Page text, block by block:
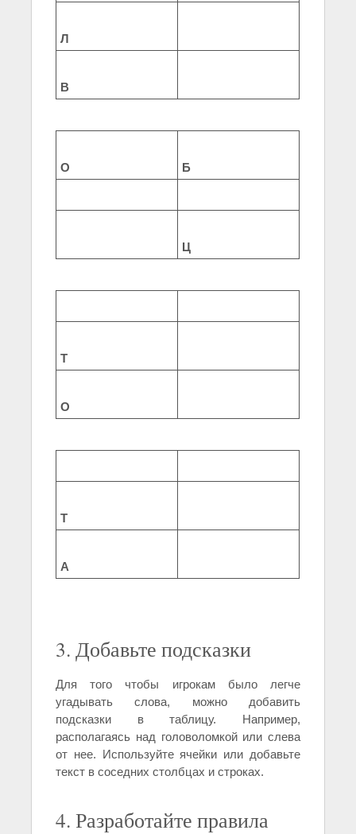
Л
В
О Б
Ц
Т
О
Т
А
3. Добавьте подсказки
Для того чтобы игрокам было легче
угадывать слова, можно добавить
подсказки в таблицу. Например,
располагаясь над головоломкой или слева
от нее. Используйте ячейки или добавьте
текст в соседних столбцах и строках.
4. Разработайте правила